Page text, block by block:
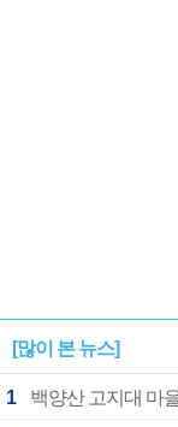
[많이 본 뉴스]
1 백양산 고지대 마